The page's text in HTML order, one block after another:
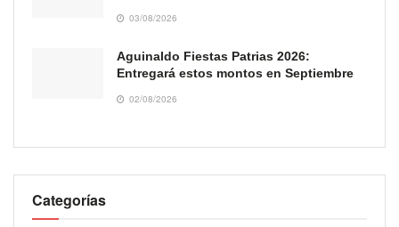
03/08/2026
Aguinaldo Fiestas Patrias 2026:
Entregará estos montos en Septiembre
02/08/2026
Categorías